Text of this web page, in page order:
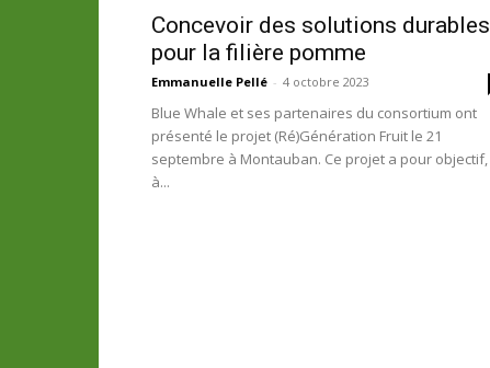
Concevoir des solutions durables
pour la filière pomme
Emmanuelle Pellé - 4 octobre 2023
Blue Whale et ses partenaires du consortium ont
présenté le projet (Ré)Génération Fruit le 21
septembre à Montauban. Ce projet a pour objectif,
à...